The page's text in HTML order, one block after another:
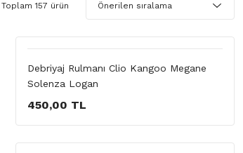
Toplam 157 ürün
Debriyaj Rulmanı Clio Kangoo Megane
Solenza Logan
450,00 TL